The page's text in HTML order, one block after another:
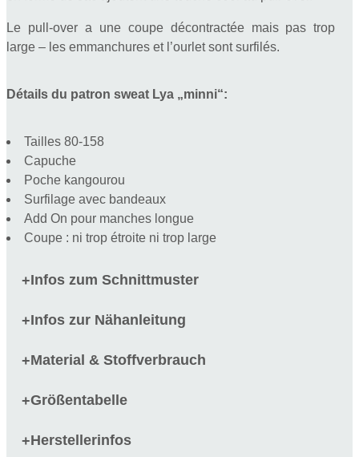
Le pull-over a une coupe décontractée mais pas trop
large – les emmanchures et l’ourlet sont surfilés.
Détails du patron sweat Lya „minni“:
Tailles 80-158
Capuche
Poche kangourou
Surfilage avec bandeaux
Add On pour manches longue
Coupe : ni trop étroite ni trop large
+Infos zum Schnittmuster
+Infos zur Nähanleitung
+Material & Stoffverbrauch
+Größentabelle
+Herstellerinfos